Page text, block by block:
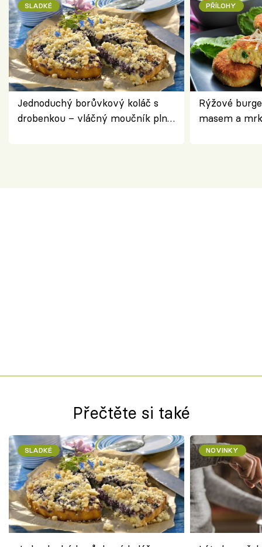
SLADKÉ
Jednoduchý borůvkový koláč s
drobenkou – vláčný moučník plný
PŘÍLOHY
Rýžové
masem a
Přečtěte si také
SLADKÉ NOVINKY